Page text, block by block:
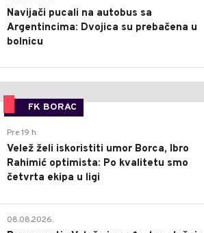
Navijači pucali na autobus sa
Argentincima: Dvojica su prebačena u
bolnicu
FK BORAC
Pre 19 h
Velež želi iskoristiti umor Borca, Ibro
Rahimić optimista: Po kvalitetu smo
četvrta ekipa u ligi
08.08.2026.